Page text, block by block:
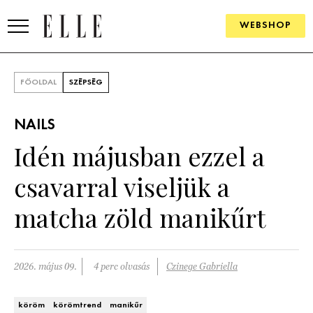
WEBSHOP
SZÉPSÉG
ÉLETMÓD
PÁRKAPCSOLAT
FŐOLDAL SZÉPSÉG
NAILS
Idén májusban ezzel a
csavarral viseljük a
matcha zöld manikűrt
2026. május 09. 4 perc olvasás Czinege Gabriella
köröm körömtrend manikűr